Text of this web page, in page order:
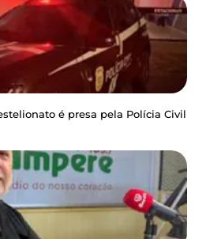
é presa pela Polícia Civil